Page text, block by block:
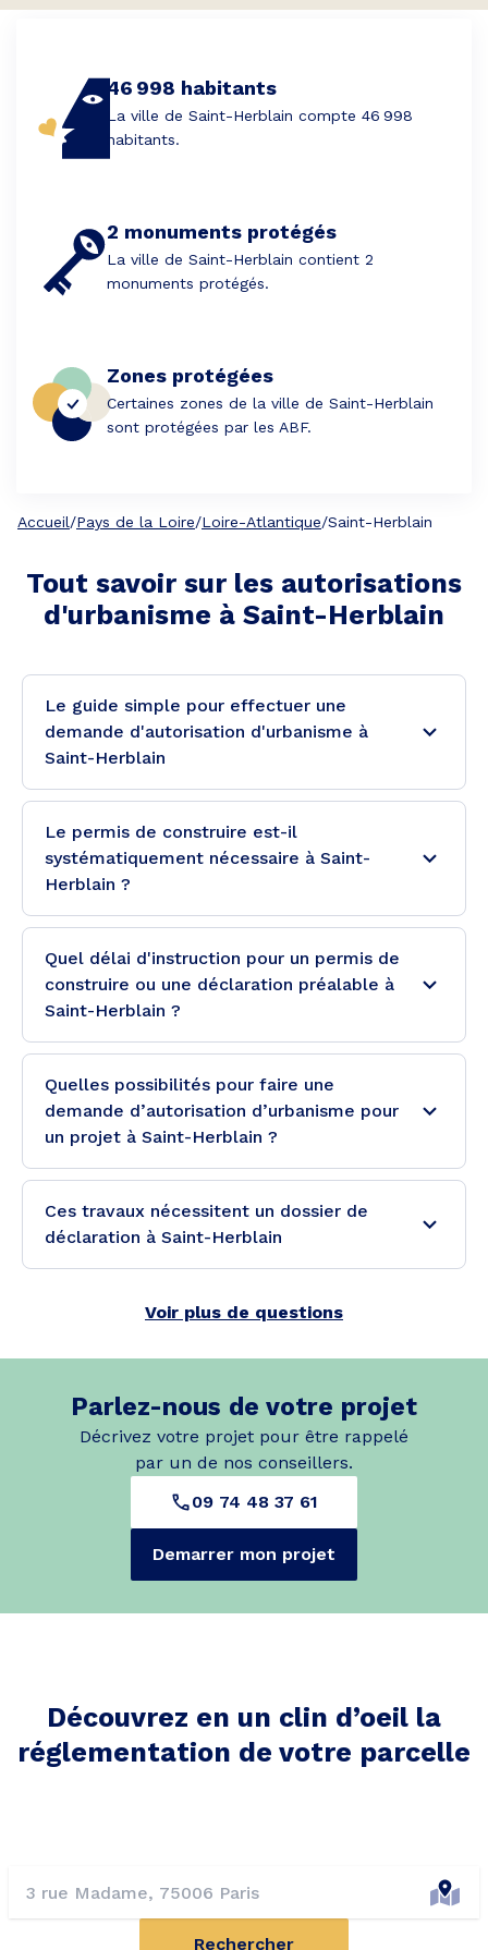
46 998 habitants
La ville de Saint-Herblain compte 46 998
habitants.
2 monuments protégés
La ville de Saint-Herblain contient 2
monuments protégés.
Zones protégées
Certaines zones de la ville de Saint-Herblain
sont protégées par les ABF.
Accueil/Pays de la Loire/Loire-Atlantique/Saint-Herblain
Tout savoir sur les autorisations
d'urbanisme à Saint-Herblain
Le guide simple pour effectuer une
demande d'autorisation d'urbanisme à
Saint-Herblain
Le permis de construire est-il
systématiquement nécessaire à Saint-
Herblain ?
Quel délai d'instruction pour un permis de
construire ou une déclaration préalable à
Saint-Herblain ?
Quelles possibilités pour faire une
demande d’autorisation d’urbanisme pour
un projet à Saint-Herblain ?
Ces travaux nécessitent un dossier de
déclaration à Saint-Herblain
Voir plus de questions
Parlez-nous de votre projet
Décrivez votre projet pour être rappelé
par un de nos conseillers.
09 74 48 37 61
Demarrer mon projet
Découvrez en un clin d’oeil la
réglementation de votre parcelle
Rechercher